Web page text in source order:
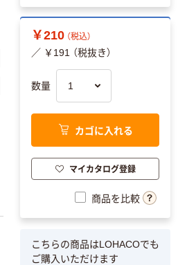
￥210 （税込）
／ ￥191 （税抜き）
数量
カゴに入れる
マイカタログ登録
商品を比較
こちらの商品はLOHACOでも
ご購入いただけます